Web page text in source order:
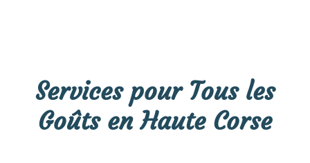
Services pour Tous les
Goûts en Haute Corse